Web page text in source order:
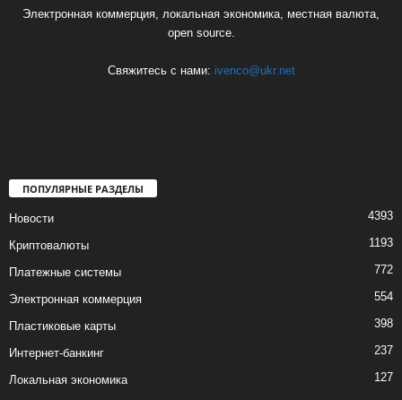
Электронная коммерция, локальная экономика, местная валюта,
open source.
Свяжитесь с нами: ivenco@ukr.net
ПОПУЛЯРНЫЕ РАЗДЕЛЫ
Новости 4393
Криптовалюты 1193
Платежные системы 772
Электронная коммерция 554
Пластиковые карты 398
Интернет-банкинг 237
Локальная экономика 127